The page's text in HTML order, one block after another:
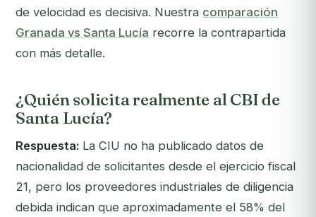
de velocidad es decisiva. Nuestra comparación
Granada vs Santa Lucía recorre la contrapartida
con más detalle.
¿Quién solicita realmente al CBI de
Santa Lucía?
Respuesta: La CIU no ha publicado datos de
nacionalidad de solicitantes desde el ejercicio fiscal
21, pero los proveedores industriales de diligencia
debida indican que aproximadamente el 58% del